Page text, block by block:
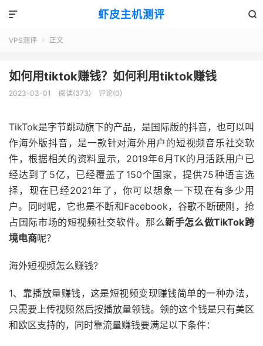
虾皮主机测评 

VPS测评  正文
如何用tiktok赚钱？如何利用tiktok赚钱
2023-03-01 阅读(373) 评论(0)
TikTok是字节跳动旗下的产品，是国际版的抖音，也可以叫
作海外版抖音，是一款针对海外用户的短视频音乐社交软
件，根据相关的资料显示，2019年6月TK的月活跃用户已
经达到了5亿，已经覆盖了150个国家，提供75种语言选
择，现在已经2021年了，你可以想象一下现在有多少用
户。同时呢，它也是不断和Facebook，谷歌不断硬刚，抢
占国际市场的短视频社交软件。那么新手怎么做TikTok跨
境电商呢？
海外短视频怎么赚钱?
1、靠播放量赚钱，这是短视频变现赚钱简单的一种办法，
只需要上传视频然后按播放量领钱。领的这个钱是只有美区
和欧区支持的，同时靠流量赚钱要满足以下条件：